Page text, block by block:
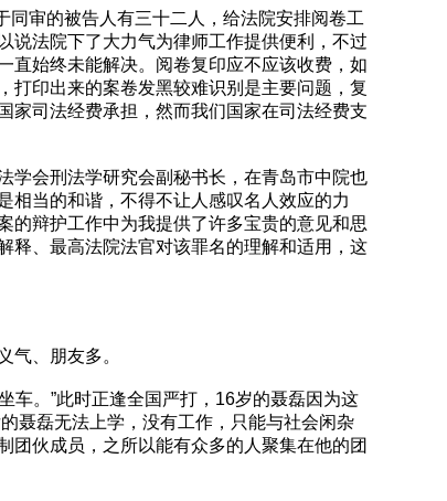
审的被告人有三十二人，给法院安排阅卷工
说法院下了大力气为律师工作提供便利，不过
直始终未能解决。阅卷复印应不应该收费，如
打印出来的案卷发黑较难识别是主要问题，复
家司法经费承担，然而我们国家在司法经费支
学会刑法学研究会副秘书长，在青岛市中院也
相当的和谐，不得不让人感叹名人效应的力
的辩护工作中为我提供了许多宝贵的意见和思
释、最高法院法官对该罪名的理解和适用，这
气、朋友多。
车。”此时正逢全国严打，16岁的聂磊因为这
聂磊无法上学，没有工作，只能与社会闲杂
团伙成员，之所以能有众多的人聚集在他的团